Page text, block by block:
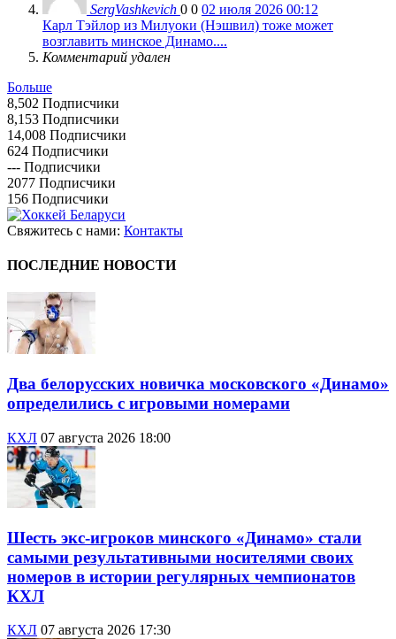
SergVashkevich 0 0 02 июля 2026 00:12
Карл Тэйлор из Милуоки (Нэшвил) тоже может
возглавить минское Динамо....
Комментарий удален
Больше
8,502 Подписчики
8,153 Подписчики
14,008 Подписчики
624 Подписчики
--- Подписчики
2077 Подписчики
156 Подписчики
Свяжитесь с нами: Контакты
ПОСЛЕДНИЕ НОВОСТИ
Два белорусских новичка московского «Динамо»
определились с игровыми номерами
КХЛ 07 августа 2026 18:00
Шесть экс-игроков минского «Динамо» стали
самыми результативными носителями своих
номеров в истории регулярных чемпионатов
КХЛ
КХЛ 07 августа 2026 17:30